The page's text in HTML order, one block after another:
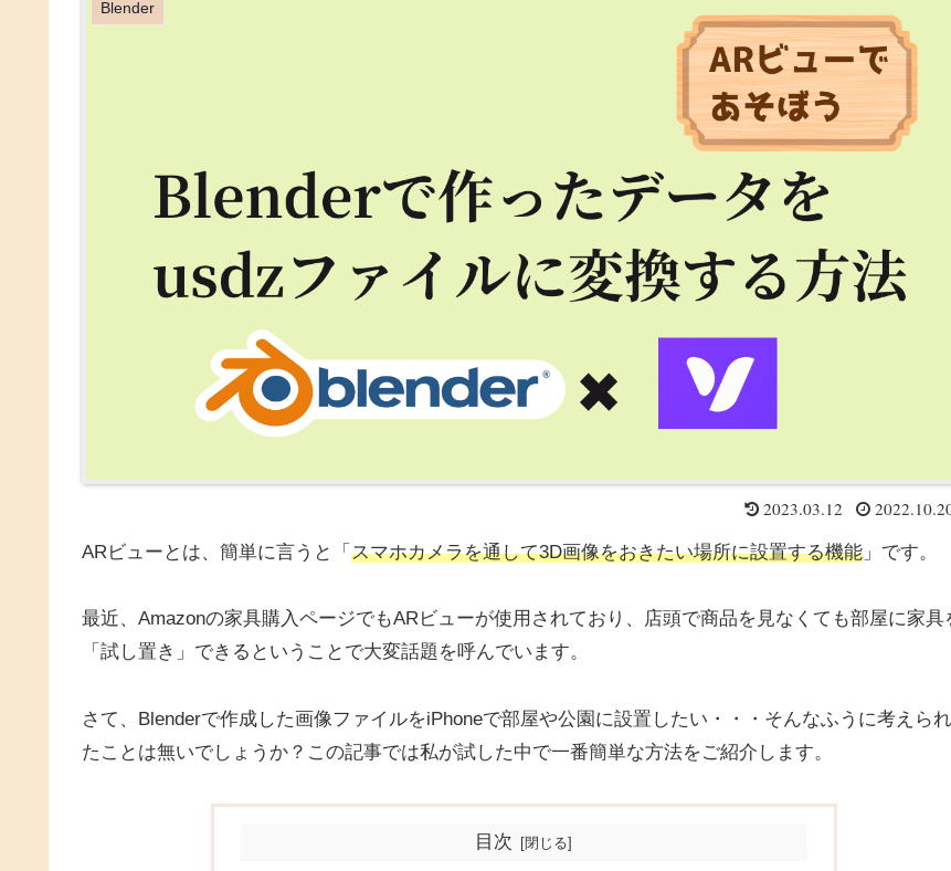
Blender
2023.03.12
ARビューとは、簡単に言うと「 スマホカメラを通して3D画像をおきたい場所に設置する機能 」です。
最近、Amazonの家具購入ページでもARビューが使用されており、店頭で商品を見なくても部屋に家具
「試し置き」できるということで大変話題を呼んでいます。
さて、Blenderで作成した画像ファイルをiPhoneで部屋や公園に設置したい・・・そんなふうに考えられ
たことは無いでしょうか？この記事では私が試した中で一番簡単な方法をご紹介します。
目次